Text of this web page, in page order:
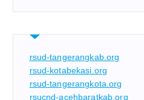
rsud-tangerangkab.org
rsud-kotabekasi.org
rsud-tangerangkota.org
rsucnd-acehbaratkab.org